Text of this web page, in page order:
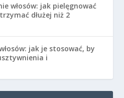
włosów: jak pielęgnować
dłużej niż 2
jak je stosować, by
i